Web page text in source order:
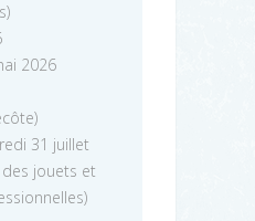
2026
31 juillet
jouets et